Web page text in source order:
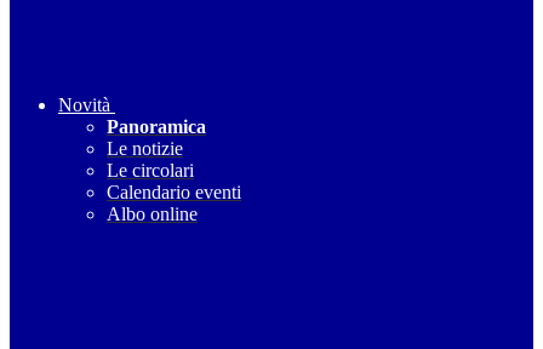
Novità
Panoramica
Le notizie
Le circolari
Calendario eventi
Albo online